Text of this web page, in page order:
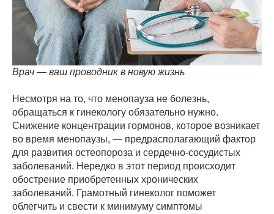
Врач — ваш проводник в новую жизнь
Несмотря на то, что менопауза не болезнь,
обращаться к гинекологу обязательно нужно.
Снижение концентрации гормонов, которое возникает
во время менопаузы, — предрасполагающий фактор
для развития остеопороза и сердечно-сосудистых
заболеваний. Нередко в этот период происходит
обострение приобретенных хронических
заболеваний. Грамотный гинеколог поможет
облегчить и свести к минимуму симптомы